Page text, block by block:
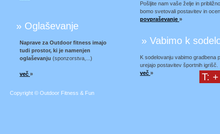
» Oglaševanje
Naprave za Outdoor fitness imajo
tudi prostor, ki je namenjen
oglaševanju (sponzorstva,...)
več »
Pošljite nam vaše želje in
bomo svetovali postavitev in
povpraševanje »
» Vabimo k
K sodelovanju vabimo gradbena
urejajo postavitev športnih igrišč.
več » T:
Copyright © Outdoor Fitness & Fun